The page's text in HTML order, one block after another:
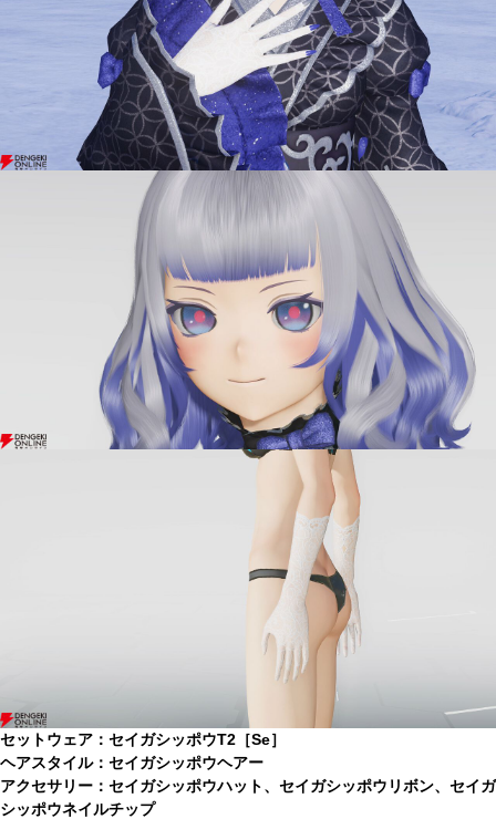
セットウェア：セイガシッポウT2［Se］
ヘアスタイル：セイガシッポウヘアー
アクセサリー：セイガシッポウハット、セイガシッポウリボン、セイガ
シッポウネイルチップ